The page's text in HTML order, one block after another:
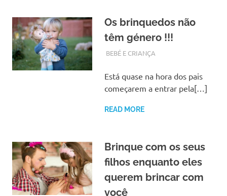
Os brinquedos não
têm género !!!
ABRIL 11, 2018
ADMIN
BEBÉ E CRIANÇA
Está quase na hora dos pais
começarem a entrar pela[…]
READ MORE
Brinque com os seus
filhos enquanto eles
querem brincar com
você